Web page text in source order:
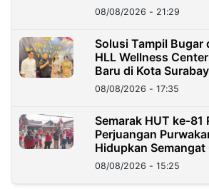
Kini?
08/08/2026 - 21:29
Solusi Tampil Bugar
HLL Wellness
Baru di Kota
08/08/2026 - 17:35
Semarak HUT ke-81
Perjuangan
Hidupkan
08/08/2026 - 15:25